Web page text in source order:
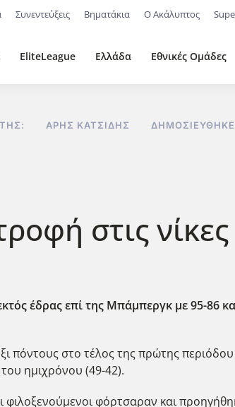
Συνεντεύξεις Βηματάκια Ο Ακάλυπτος
EliteLeague Ελλάδα Εθνικές Ομάδες
ΆΡΗΣ ΚΑΤΣΊΔΗΣ
στις
έδρας επί της Μπάμπεργκ με 95-86
πόντους στο τέλος της πρώτης
ημιχρόνου (49-42).
φόρτσαραν και